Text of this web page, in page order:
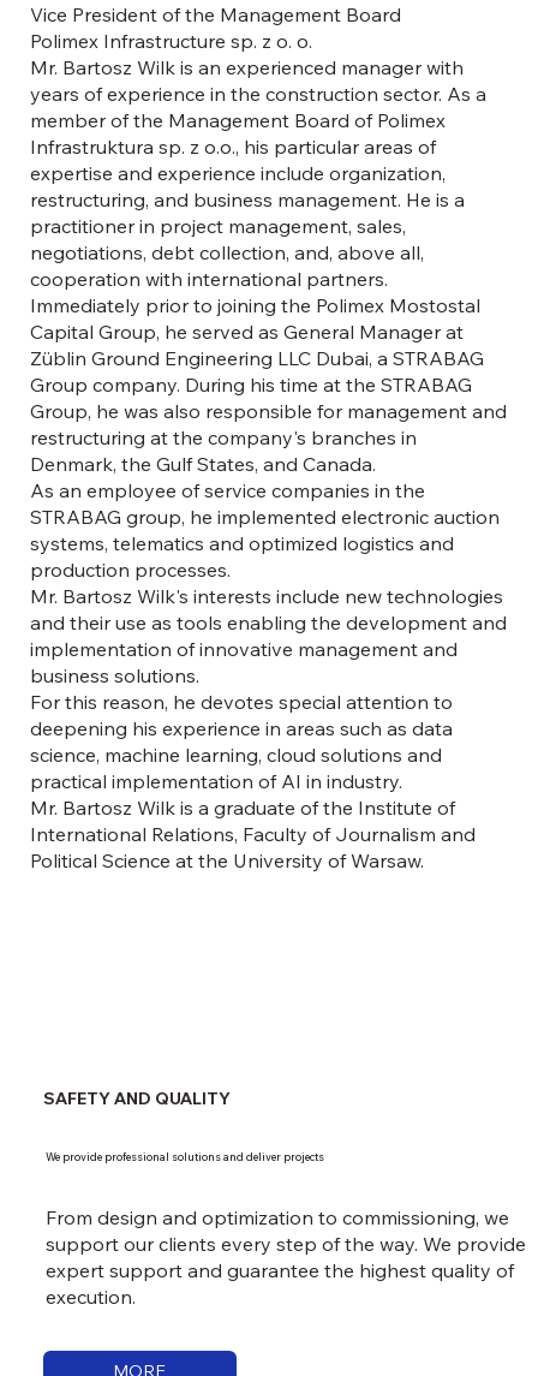
Vice President of the Management Board
Polimex Infrastructure sp. z o. o.
Mr. Bartosz Wilk is an experienced manager with
years of experience in the construction sector. As a
member of the Management Board of Polimex
Infrastruktura sp. z o.o., his particular areas of
expertise and experience include organization,
restructuring, and business management. He is a
practitioner in project management, sales,
negotiations, debt collection, and, above all,
cooperation with international partners.
Immediately prior to joining the Polimex Mostostal
Capital Group, he served as General Manager at
Züblin Ground Engineering LLC Dubai, a STRABAG
Group company. During his time at the STRABAG
Group, he was also responsible for management and
restructuring at the company's branches in
Denmark, the Gulf States, and Canada.
As an employee of service companies in the
STRABAG group, he implemented electronic auction
systems, telematics and optimized logistics and
production processes.
Mr. Bartosz Wilk's interests include new technologies
and their use as tools enabling the development and
implementation of innovative management and
business solutions.
For this reason, he devotes special attention to
deepening his experience in areas such as data
science, machine learning, cloud solutions and
practical implementation of AI in industry.
Mr. Bartosz Wilk is a graduate of the Institute of
International Relations, Faculty of Journalism and
Political Science at the University of Warsaw.
SAFETY AND QUALITY
We provide professional solutions and deliver projects
From design and optimization to commissioning, we
support our clients every step of the way. We provide
expert support and guarantee the highest quality of
execution.
MORE